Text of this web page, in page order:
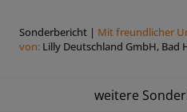
Sonderbericht| Mit freundlicher
von: Lilly Deutschland GmbH, Bad
weitere